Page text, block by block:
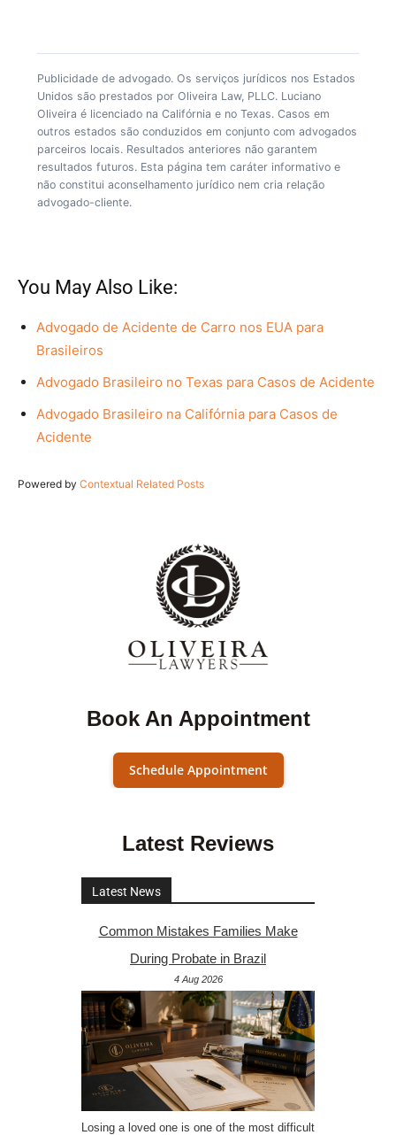
Publicidade de advogado. Os serviços jurídicos nos Estados
Unidos são prestados por Oliveira Law, PLLC. Luciano
Oliveira é licenciado na Califórnia e no Texas. Casos em
outros estados são conduzidos em conjunto com advogados
parceiros locais. Resultados anteriores não garantem
resultados futuros. Esta página tem caráter informativo e
não constitui aconselhamento jurídico nem cria relação
advogado-cliente.
You May Also Like:
Advogado de Acidente de Carro nos EUA para
Brasileiros
Advogado Brasileiro no Texas para Casos de Acidente
Advogado Brasileiro na Califórnia para Casos de
Acidente
Powered by Contextual Related Posts
Book An Appointment
Schedule Appointment
Latest Reviews
Latest News
Common Mistakes Families Make
During Probate in Brazil
4 Aug 2026
Losing a loved one is one of the most difficult